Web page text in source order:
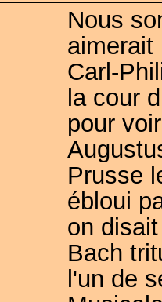
Nous
aimerait
Carl-
la cour
pour
Prusse
ébloui
on
Bach
l'un de